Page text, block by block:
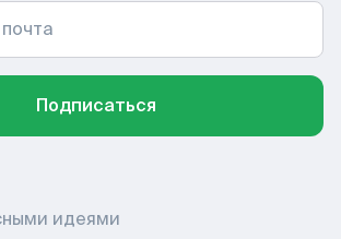
Подписаться
идеями